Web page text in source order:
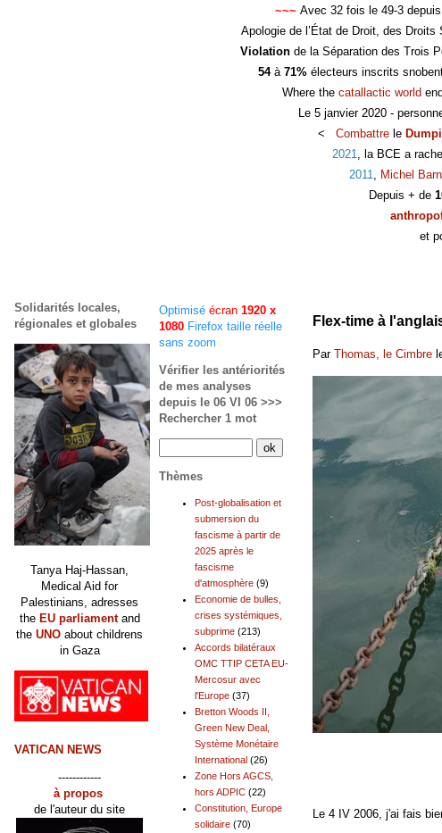
~~~ Avec 32 fois le 49-3
Apologie de l’État de Droit, des
Violation de la Séparation des Trois
54à 71%électeurs inscrits
Where the catallactic world
Le 5 janvier 2020 -
< Combattre le
2021, la BCE a
2011, Michel
Depuis + de
et
Flex-time à
Par Thomas, le Cimbre
Le 4 IV 2006, j'ai fais
Optimisé écran 1920 x
1080 Firefox taille réelle
sans zoom
Vérifier les antériorités
de mes analyses
depuis le 06 VI 06 >>>
Rechercher 1 mot
Thèmes
Post-globalisation et
submersion du
fascisme à partir de
2025 après le
fascisme
d'atmosphère (9)
Economie de bulles,
crises systémiques,
subprime (213)
Accords bilatéraux
OMC TTIP CETA EU-
Mercosur avec
l'Europe (37)
Bretton Woods II,
Green New Deal,
Système Monétaire
International (26)
Zone Hors AGCS,
hors ADPIC (22)
Constitution, Europe
solidaire (70)
Solidarités locales,
régionales et globales
Tanya Haj-Hassan,
Medical Aid for
Palestinians, adresses
the EU parliamentand
the UNO about childrens
in Gaza
VATICAN NEWS
------------
à propos
de l'auteur du site